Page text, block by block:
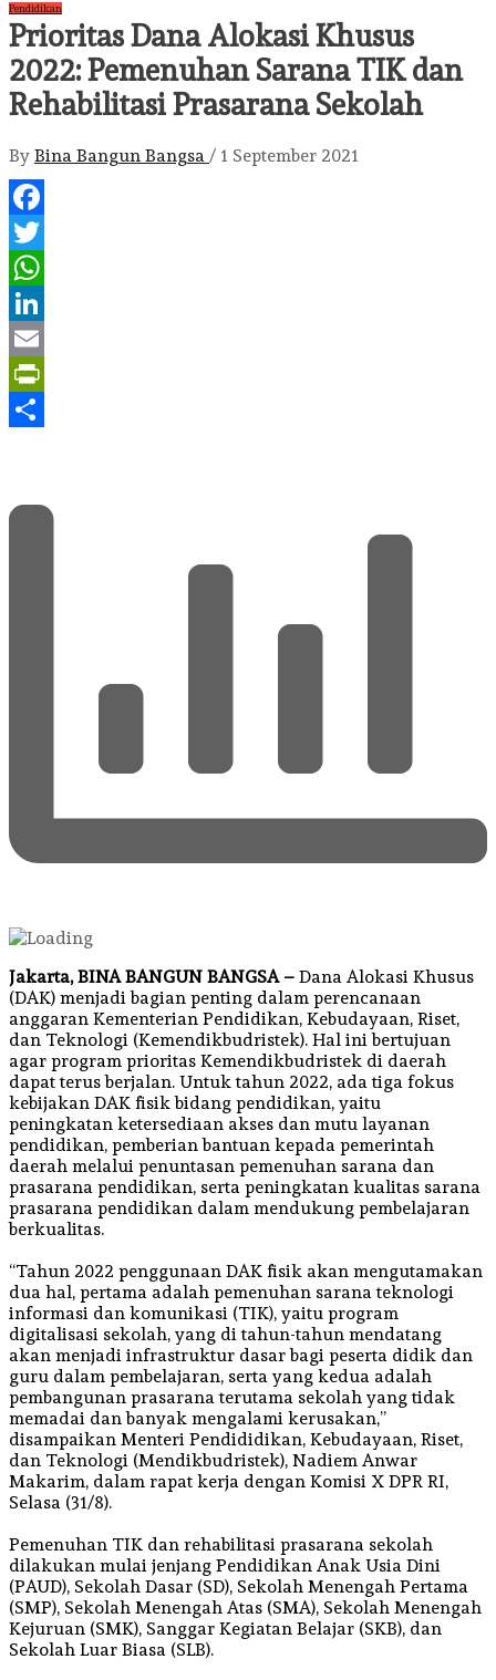
Pendidikan
Prioritas Dana Alokasi Khusus
2022: Pemenuhan Sarana TIK dan
Rehabilitasi Prasarana Sekolah
By Bina Bangun Bangsa / 1 September 2021
Facebook
Twitter
WhatsApp
LinkedIn
Email
PrintFriendly
Jakarta, BINA BANGUN BANGSA – Dana Alokasi Khusus
(DAK) menjadi bagian penting dalam perencanaan
anggaran Kementerian Pendidikan, Kebudayaan, Riset,
dan Teknologi (Kemendikbudristek). Hal ini bertujuan
agar program prioritas Kemendikbudristek di daerah
dapat terus berjalan. Untuk tahun 2022, ada tiga fokus
kebijakan DAK fisik bidang pendidikan, yaitu
peningkatan ketersediaan akses dan mutu layanan
pendidikan, pemberian bantuan kepada pemerintah
daerah melalui penuntasan pemenuhan sarana dan
prasarana pendidikan, serta peningkatan kualitas sarana
prasarana pendidikan dalam mendukung pembelajaran
berkualitas.
“Tahun 2022 penggunaan DAK fisik akan mengutamakan
dua hal, pertama adalah pemenuhan sarana teknologi
informasi dan komunikasi (TIK), yaitu program
digitalisasi sekolah, yang di tahun-tahun mendatang
akan menjadi infrastruktur dasar bagi peserta didik dan
guru dalam pembelajaran, serta yang kedua adalah
pembangunan prasarana terutama sekolah yang tidak
memadai dan banyak mengalami kerusakan,”
disampaikan Menteri Pendididikan, Kebudayaan, Riset,
dan Teknologi (Mendikbudristek), Nadiem Anwar
Makarim, dalam rapat kerja dengan Komisi X DPR RI,
Selasa (31/8).
Pemenuhan TIK dan rehabilitasi prasarana sekolah
dilakukan mulai jenjang Pendidikan Anak Usia Dini
(PAUD), Sekolah Dasar (SD), Sekolah Menengah Pertama
(SMP), Sekolah Menengah Atas (SMA), Sekolah Menengah
Kejuruan (SMK), Sanggar Kegiatan Belajar (SKB), dan
Sekolah Luar Biasa (SLB).